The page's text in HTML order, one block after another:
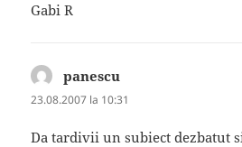
Gabi R
panescu
23.08.2007 la 10:31
Da tardivii un subiect dezbatut